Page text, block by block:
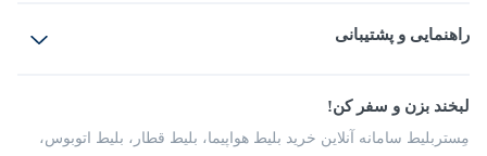
بلیط قطار
راهنمایی و پشتیبانی
شرایط و مقررات
راهکار سازمانی
فرصت‌های شغلی
لبخند بزن و سفر کن!
مِستربلیط سامانه آنلاین خرید بلیط هواپیما، بلیط قطار، بلیط اتوبوس،